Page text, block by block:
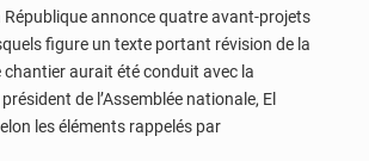
République annonce quatre avant-projets
figure un texte portant révision de la
aurait été conduit avec la
de l’Assemblée nationale, El
les éléments rappelés par